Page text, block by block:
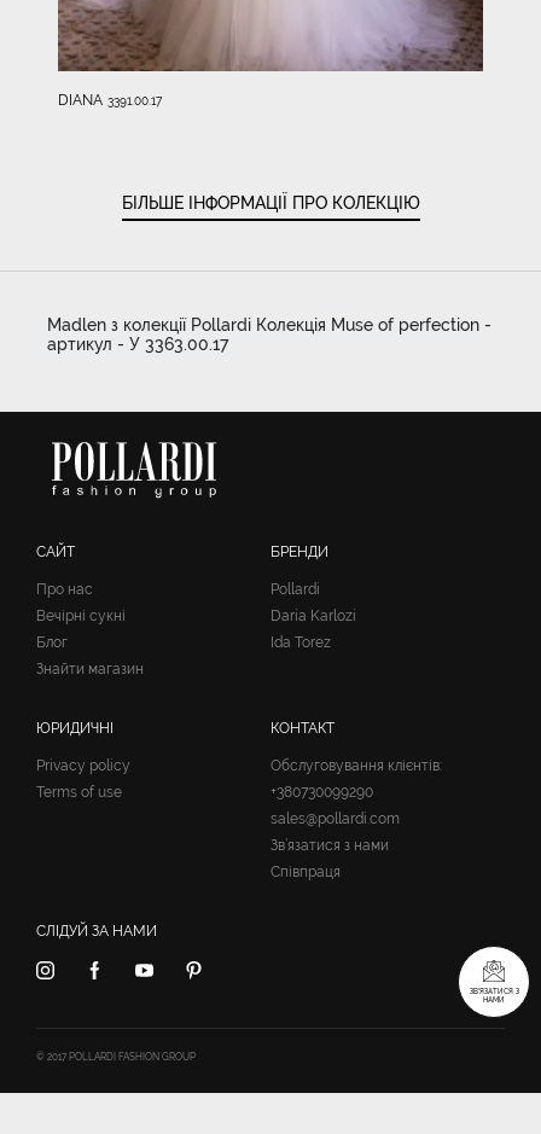
DIANA 3391.00.17
БІЛЬШЕ ІНФОРМАЦІЇ ПРО КОЛЕКЦІЮ
Madlen з колекції Pollardi Колекція Muse of perfection -
артикул - У 3363.00.17
САЙТ
Про нас
Вечірні сукні
Блог
Знайти магазин
БРЕНДИ
Pollardi
Daria Karlozi
Ida Torez
ЮРИДИЧНІ
Privacy policy
Terms of use
КОНТАКТ
Обслуговування клієнтів:
+380730099290
sales@pollardi.com
Зв’язатися з нами
Співпраця
СЛІДУЙ ЗА НАМИ
© 2017 POLLARDI FASHION GROUP
ЗВ’ЯЗАТИСЯ З
НАМИ